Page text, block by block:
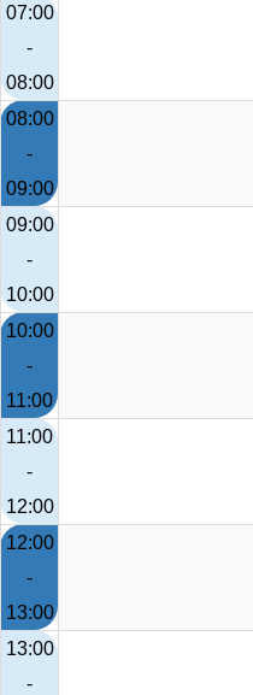
07:00
-
08:00
08:00
-
09:00
09:00
-
10:00
10:00
-
11:00
11:00
-
12:00
12:00
-
13:00
13:00
-